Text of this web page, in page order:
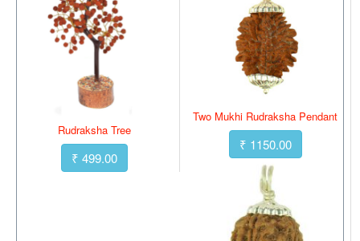
Rudraksha Tree
₹ 499.00
Two Mukhi Rudraksha Pendant
₹ 1150.00